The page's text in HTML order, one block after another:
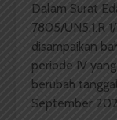
Dalam Surat
7805/UN5.1.R
disampaikan
periode IV
berubah
September